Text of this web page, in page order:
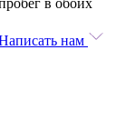
в обоих
нам